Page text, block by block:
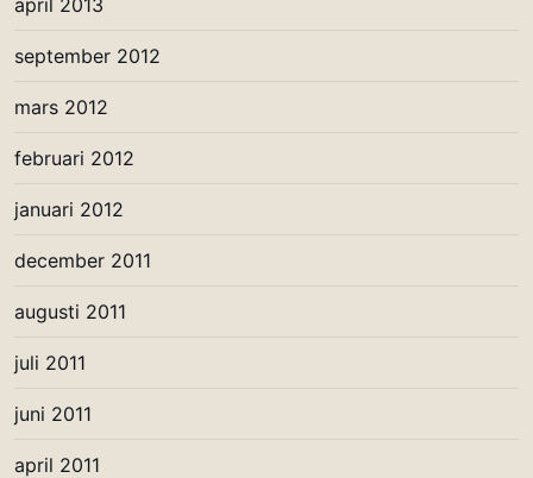
september 2012
mars 2012
februari 2012
januari 2012
december 2011
augusti 2011
juli 2011
juni 2011
april 2011